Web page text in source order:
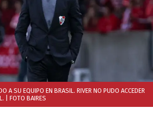
A SU EQUIPO EN BRASIL. RIVER NO PUDO ACCEDER
| FOTO BAIRES